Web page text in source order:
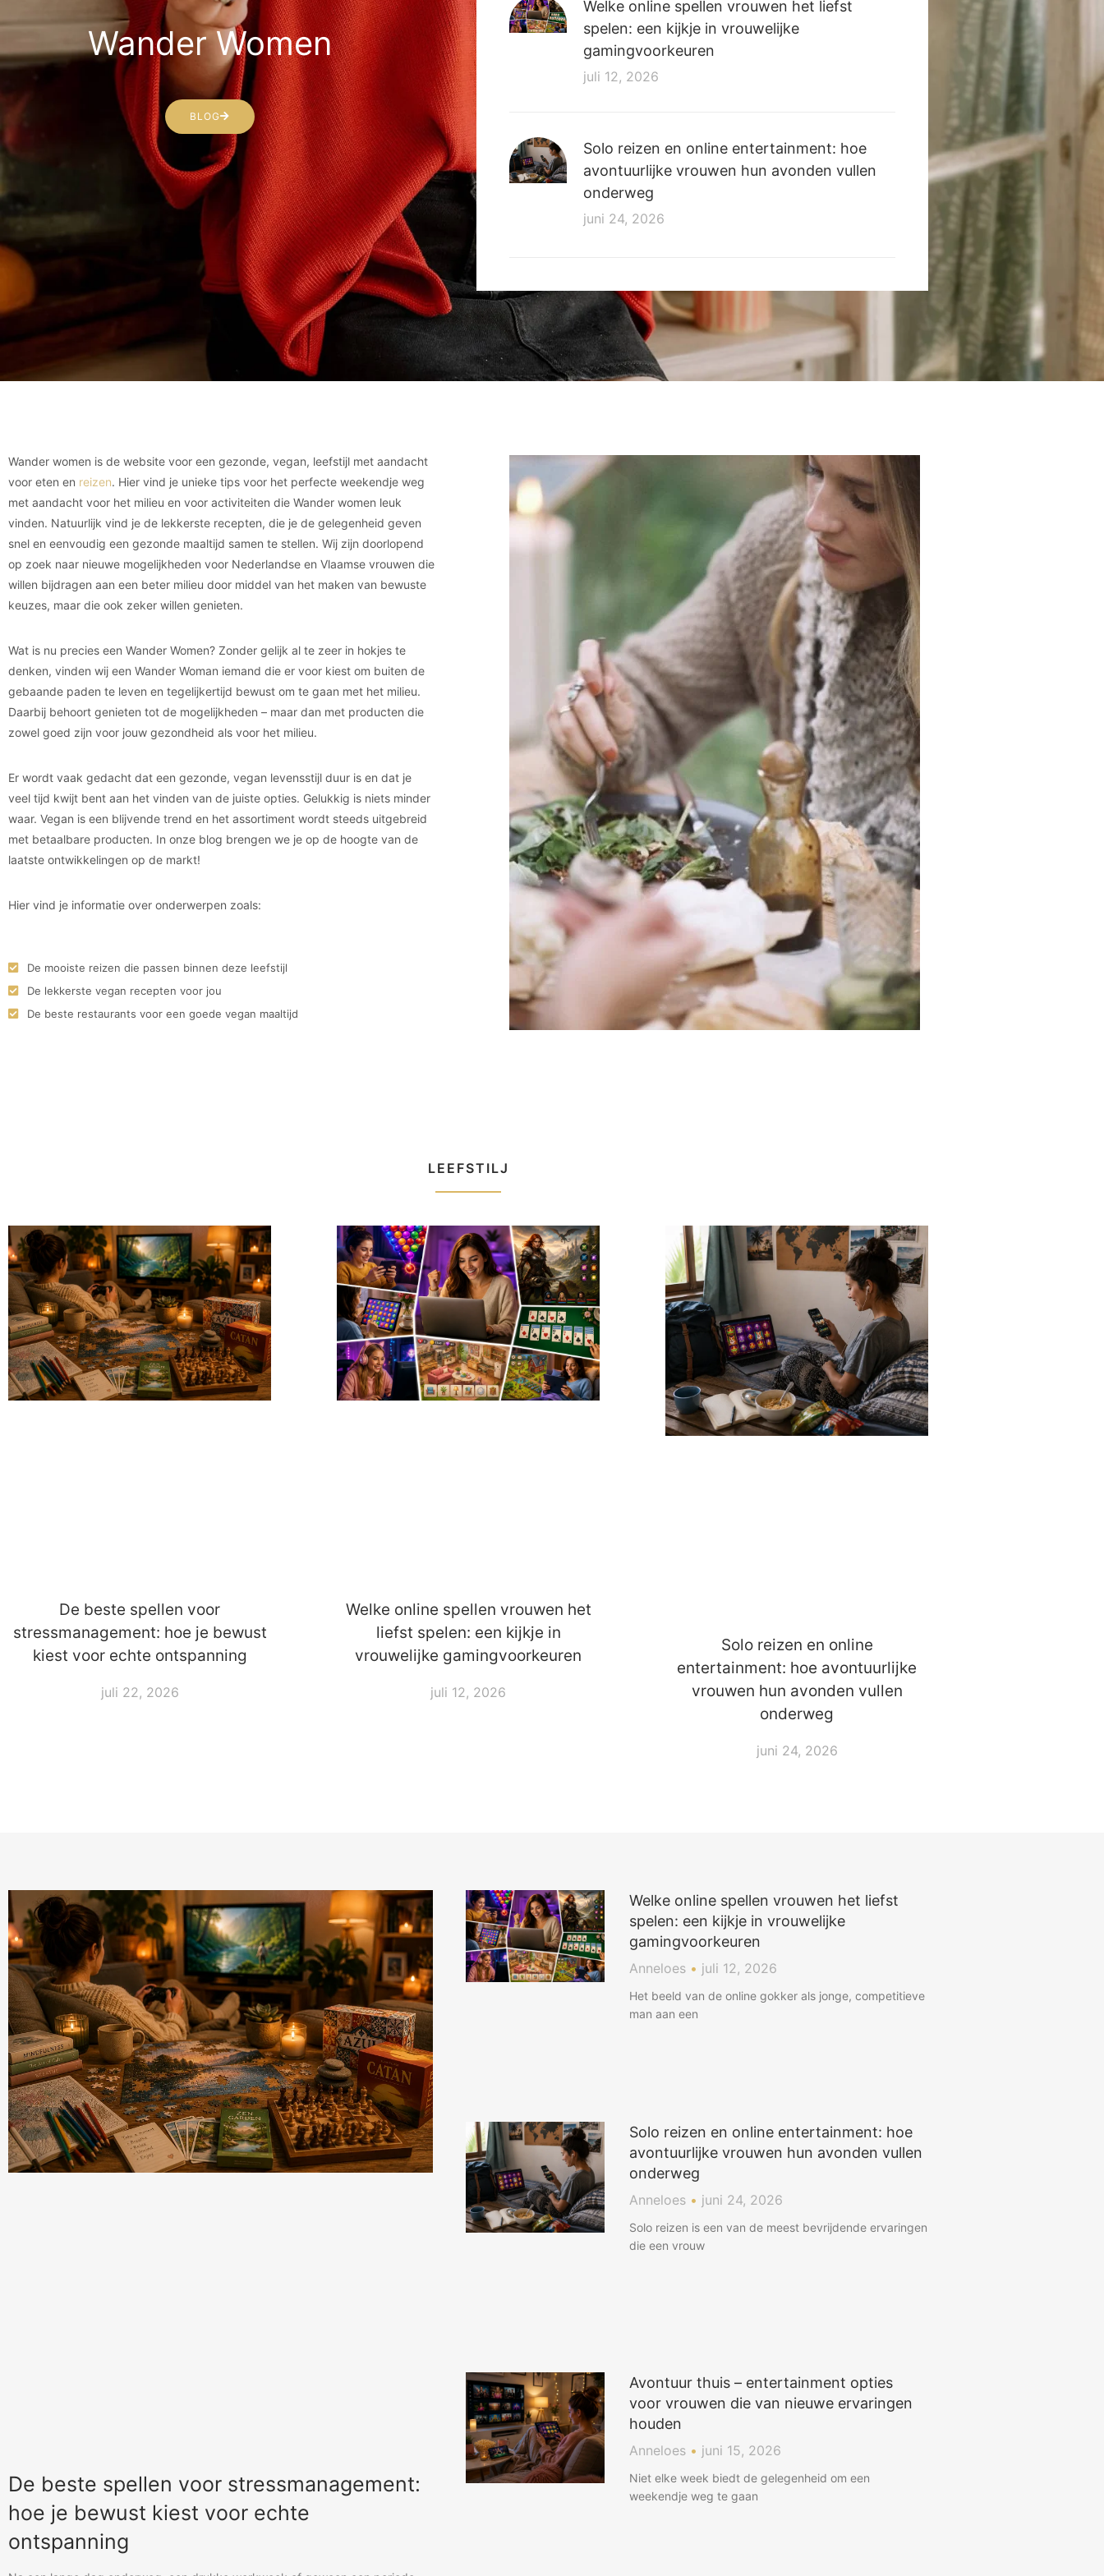
Wander Women
BLOG
Welke online spellen vrouwen het liefst
spelen: een kijkje in vrouwelijke
gamingvoorkeuren
juli 12, 2026
Solo reizen en online entertainment: hoe
avontuurlijke vrouwen hun avonden vullen
onderweg
juni 24, 2026
Wander women is de website voor een gezonde, vegan, leefstijl met aandacht
voor eten en reizen. Hier vind je unieke tips voor het perfecte weekendje weg
met aandacht voor het milieu en voor activiteiten die Wander women leuk
vinden. Natuurlijk vind je de lekkerste recepten, die je de gelegenheid geven
snel en eenvoudig een gezonde maaltijd samen te stellen. Wij zijn doorlopend
op zoek naar nieuwe mogelijkheden voor Nederlandse en Vlaamse vrouwen die
willen bijdragen aan een beter milieu door middel van het maken van bewuste
keuzes, maar die ook zeker willen genieten.
Wat is nu precies een Wander Women? Zonder gelijk al te zeer in hokjes te
denken, vinden wij een Wander Woman iemand die er voor kiest om buiten de
gebaande paden te leven en tegelijkertijd bewust om te gaan met het milieu.
Daarbij behoort genieten tot de mogelijkheden – maar dan met producten die
zowel goed zijn voor jouw gezondheid als voor het milieu.
Er wordt vaak gedacht dat een gezonde, vegan levensstijl duur is en dat je
veel tijd kwijt bent aan het vinden van de juiste opties. Gelukkig is niets minder
waar. Vegan is een blijvende trend en het assortiment wordt steeds uitgebreid
met betaalbare producten. In onze blog brengen we je op de hoogte van de
laatste ontwikkelingen op de markt!
Hier vind je informatie over onderwerpen zoals:
De mooiste reizen die passen binnen deze leefstijl
De lekkerste vegan recepten voor jou
De beste restaurants voor een goede vegan maaltijd
LEEFSTILJ
De beste spellen voor
stressmanagement: hoe je bewust
kiest voor echte ontspanning
juli 22, 2026
Welke online spellen vrouwen het
liefst spelen: een kijkje in
vrouwelijke gamingvoorkeuren
juli 12, 2026
Solo reizen en online
entertainment: hoe avontuurlijke
vrouwen hun avonden vullen
onderweg
juni 24, 2026
De beste spellen voor stressmanagement:
hoe je bewust kiest voor echte
ontspanning
Welke online spellen vrouwen het liefst
spelen: een kijkje in vrouwelijke
gamingvoorkeuren
Anneloes juli 12, 2026
Het beeld van de online gokker als jonge, competitieve
man aan een
Solo reizen en online entertainment: hoe
avontuurlijke vrouwen hun avonden vullen
onderweg
Anneloes juni 24, 2026
Solo reizen is een van de meest bevrijdende ervaringen
die een vrouw
Avontuur thuis – entertainment opties
voor vrouwen die van nieuwe ervaringen
houden
Anneloes juni 15, 2026
Niet elke week biedt de gelegenheid om een
weekendje weg te gaan